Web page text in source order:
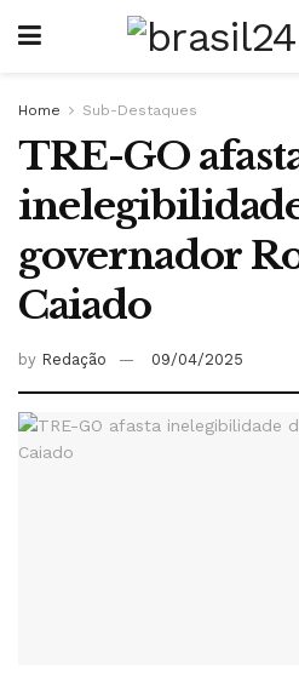
Home Sub-Destaques
TRE-GO
governador
Caiado
by Redação 09/04/2025